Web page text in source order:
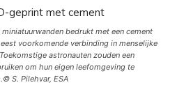
bedrukt met een cement
voorkomende verbinding in menselijke
astronauten zouden een
om hun eigen leefomgeving te
© S. Pilehvar, ESA